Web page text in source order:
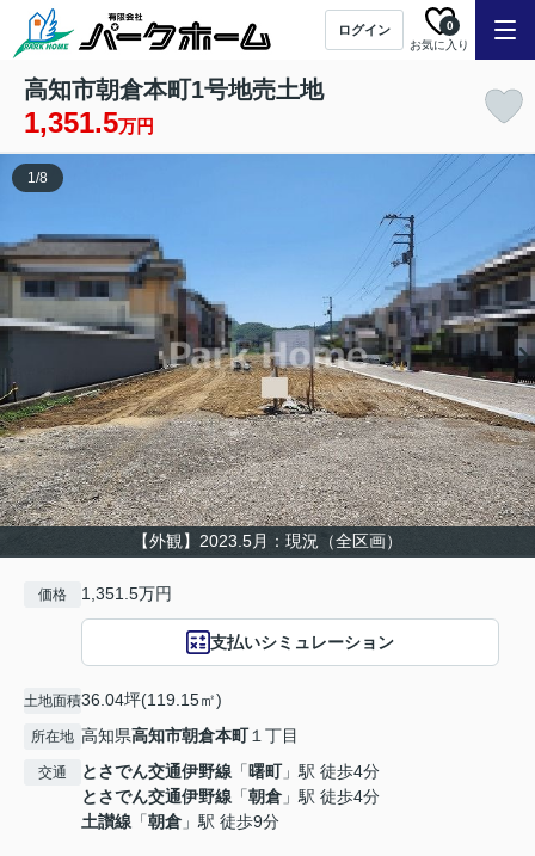
ログイン
お気に入り
0
高知市朝倉本町1号地売土地
1,351.5万円
【外観】2023.5月：現況（全区画）
1/8
価格 1,351.5万円
支払いシミュレーション
土地面積36.04坪(119.15㎡)
所在地 高知県高知市朝倉本町１丁目
交通 とさでん交通伊野線 「曙町」駅 徒歩4分
とさでん交通伊野線 「朝倉 」駅 徒歩4分
土讃線 「朝倉 」駅 徒歩9分